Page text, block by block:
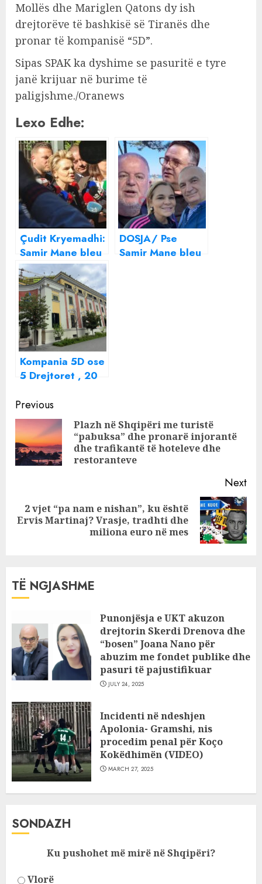
Mollës dhe Mariglen Qatons dy ish
drejtorëve të bashkisë së Tiranës dhe
pronar të kompanisë “5D”.
Sipas SPAK ka dyshime se pasuritë e tyre
janë krijuar në burime të
paligjshme./Oranews
Lexo Edhe:
Çudit Kryemadhi:
Samir Mane bleu
shtëpinë time
300 mijë euro
DOSJA/ Pse
Samir Mane bleu
Kompania 5D ose
5 Drejtoret , 20
përmes aferave
nga Bashkia e
Tiranës
Continue
Reading
Previous
Plazh në Shqipëri me turistë
“pabuksa” dhe pronarë injorantë
dhe trafikantë të hoteleve dhe
restoranteve
Next
Next
2 vjet “pa nam e nishan”, ku është
Ervis Martinaj? Vrasje, tradhti dhe
miliona euro në mes
TË NGJASHME
Punonjësja e UKT akuzon
drejtorin Skerdi Drenova dhe
“bosen” Joana Nano për
abuzim me fondet publike dhe
pasuri të pajustifikuar
JULY 24, 2025
Incidenti në ndeshjen
Apolonia- Gramshi, nis
procedim penal për Koço
Kokëdhimën (VIDEO)
MARCH 27, 2025
SONDAZH
Ku pushohet më mirë në Shqipëri?
Vlorë